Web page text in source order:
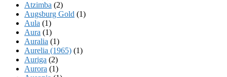
Atzimba (2)
Augsburg Gold (1)
Aula (1)
Aura (1)
Auralia (1)
Aurelia (1965) (1)
Auriga (2)
Aurora (1)